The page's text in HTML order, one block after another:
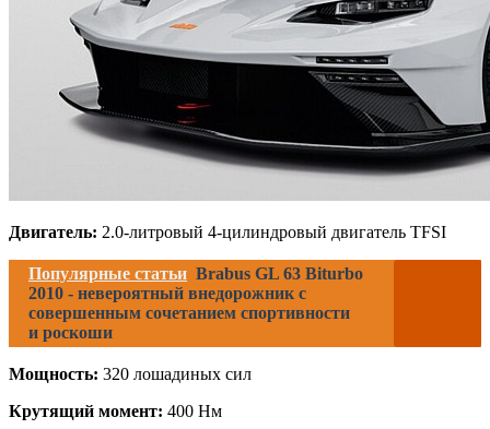
Двигатель: 2.0-литровый 4-цилиндровый двигатель TFSI
Популярные статьи Brabus GL 63 Biturbo
2010 - невероятный внедорожник с
совершенным сочетанием спортивности
и роскоши
Мощность: 320 лошадиных сил
Крутящий момент: 400 Нм